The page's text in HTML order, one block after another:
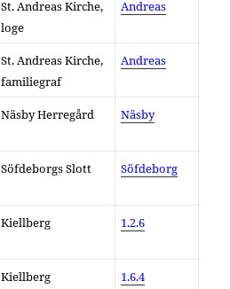
St. Andreas Kirche,
loge
Andreas
St. Andreas Kirche,
familiegraf
Andreas
Näsby Herregård Näsby
Söfdeborgs Slott Söfdeborg
Kiellberg 1.2.6
Kiellberg 1.6.4